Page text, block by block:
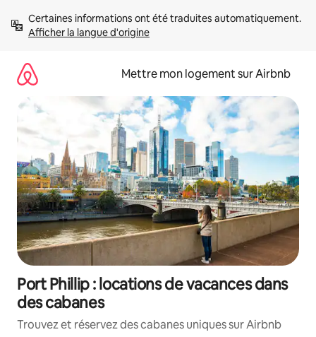
directement
Afficher la langue d'origine
Mettre mon logement sur Airbnb
Port Phillip : locations de vacances dans
des cabanes
Trouvez et réservez des cabanes uniques sur Airbnb